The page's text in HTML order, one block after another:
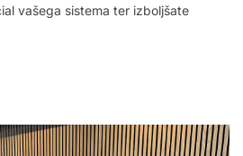
vašega sistema ter izboljšate